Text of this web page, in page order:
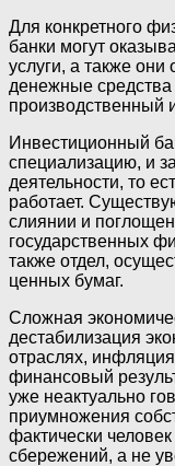
Для конкретного
банки могут
услуги, а также
денежные средства
производственный
Инвестиционный
специализацию, и
деятельности, то
работает.
слиянии и
государственных
также отдел,
ценных бумаг.
Сложная
дестабилизация
отраслях,
финансовый
уже неактуально
приумножения
фактически
сбережений, а не